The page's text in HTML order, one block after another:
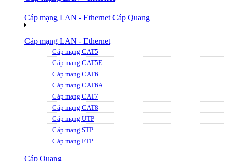
Cáp mạng LAN - Ethernet Cáp Quang
Cáp mạng LAN - Ethernet
Cáp mạng CAT5
Cáp mạng CAT5E
Cáp mạng CAT6
Cáp mạng CAT6A
Cáp mạng CAT7
Cáp mạng CAT8
Cáp mạng UTP
Cáp mạng STP
Cáp mạng FTP
Cáp Quang